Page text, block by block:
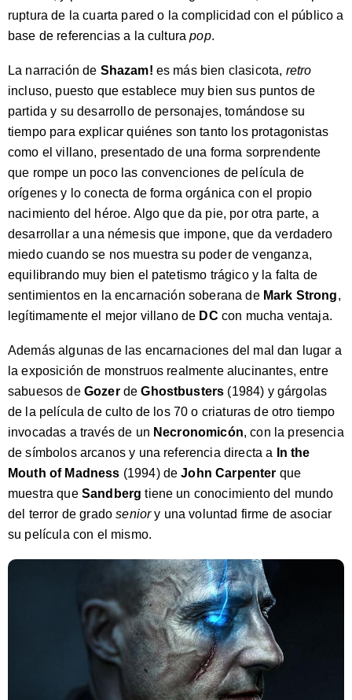
ruptura de la cuarta pared o la complicidad con el público a
base de referencias a la culturapop.
La narración de Shazam! es más bien clasicota, retro
incluso, puesto que establece muy bien sus puntos de
partida y su desarrollo de personajes, tomándose su
tiempo para explicar quiénes son tanto los protagonistas
como el villano, presentado de una forma sorprendente
que rompe un poco las convenciones de película de
orígenes y lo conecta de forma orgánica con el propio
nacimiento del héroe. Algo que da pie, por otra parte, a
desarrollar a una némesis que impone, que da verdadero
miedo cuando se nos muestra su poder de venganza,
equilibrando muy bien el patetismo trágico y la falta de
sentimientos en la encarnación soberana de Mark Strong,
legítimamente el mejor villano de DC con mucha ventaja.
Además algunas de las encarnaciones del mal dan lugar a
la exposición de monstruos realmente alucinantes, entre
sabuesos de GozerdeGhostbusters (1984) y gárgolas
de la película de culto de los 70 o criaturas de otro tiempo
invocadas a través de un Necronomicón, con la presencia
de símbolos arcanos y una referencia directa a
In the
Mouth of Madness (1994) deJohn Carpenter que
muestra que Sandberg tiene un conocimiento del mundo
del terror de gradoseniory una voluntad firme de asociar
su película con el mismo.